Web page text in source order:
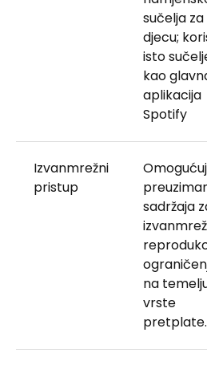
sučelja za
djecu;
isto
kao
aplikacija
Spotify
Izvanmrežni
pristup
sadržaja
na
vrste
pretplate.